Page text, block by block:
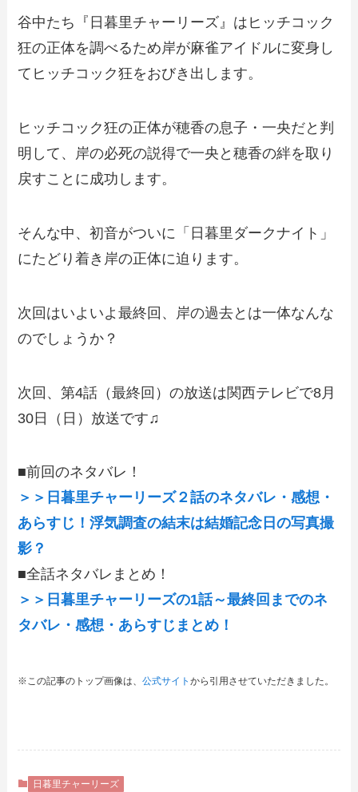
谷中たち『日暮里チャーリーズ』はヒッチコック
狂の正体を調べるため岸が麻雀アイドルに変身し
てヒッチコック狂をおびき出します。
ヒッチコック狂の正体が穂香の息子・一央だと判
明して、岸の必死の説得で一央と穂香の絆を取り
戻すことに成功します。
そんな中、初音がついに「日暮里ダークナイト」
にたどり着き岸の正体に迫ります。
次回はいよいよ最終回、岸の過去とは一体なんな
のでしょうか？
次回、第4話（最終回）の放送は関西テレビで8月
30日（日）放送です♫
■前回のネタバレ！
＞＞日暮里チャーリーズ２話のネタバレ・感想・
あらすじ！浮気調査の結末は結婚記念日の写真撮
影？
■全話ネタバレまとめ！
＞＞日暮里チャーリーズの1話～最終回までのネ
タバレ・感想・あらすじまとめ！
※この記事のトップ画像は、公式サイトから引用させていただきました。
日暮里チャーリーズ